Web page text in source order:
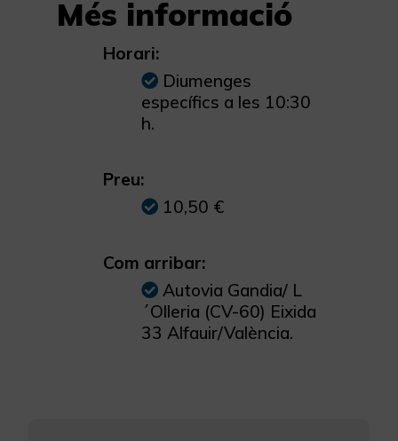
Més informació
Horari:
Diumenges
específics a les 10:30
h.
Preu:
10,50 €
Com arribar:
Autovia Gandia/ L
´Olleria (CV-60) Eixida
33 Alfauir/València.